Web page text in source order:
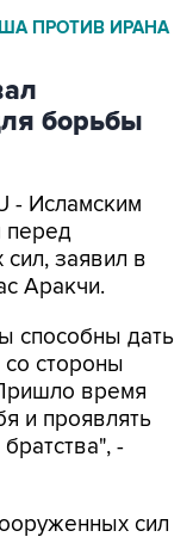
борьбы
- Исламским
заявил в
Аракчи.
способны дать
время
и проявлять
-
сил